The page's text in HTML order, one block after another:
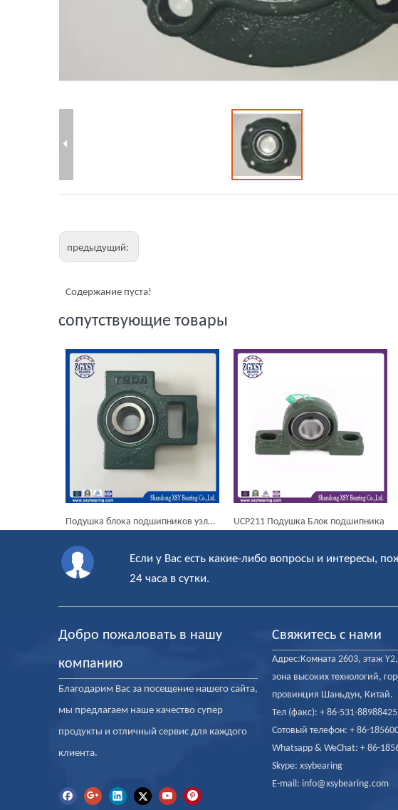
предыдущий:
Содержание пуста!
сопутствующие товары
Подушка блока подшипников узлы вала Блок Подшипники UCT208 UCP211 Подушка Блок подшипника
Если у Вас есть какие-либо вопросы и интересы,
24 часа в сутки.
Добро пожаловать в нашу
компанию
Благодарим Вас за посещение нашего сайта,
мы предлагаем наше качество супер
продукты и отличный сервис для каждого
клиента.
Свяжитесь с нами
Адрес:Комната 2603, этаж
зона высоких технологий,
провинция Шаньдун, Китай.
Тел (факс): + 86-531-88988425
Сотовый телефон: + 86-
Whatsapp & WeChat: + 86-
Skype: xsybearing
E-mail: info@xsybearing.com